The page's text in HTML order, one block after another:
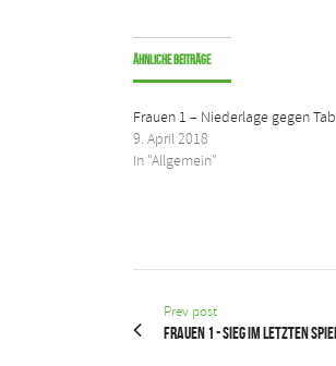
Ähnliche Beiträge
Frauen 1 – Niederlage gegen
9. April 2018
In "Allgemein"
Prev post
Frauen 1 - Sieg im letzten